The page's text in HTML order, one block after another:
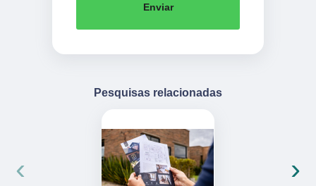
Enviar
Pesquisas relacionadas
‹ ›